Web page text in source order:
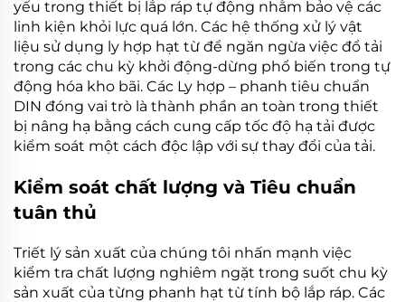
yếu trong thiết bị lắp ráp tự động nhằm bảo vệ các
linh kiện khỏi lực quá lớn. Các hệ thống xử lý vật
liệu sử dụng ly hợp hạt từ để ngăn ngừa việc đổ tải
trong các chu kỳ khởi động-dừng phổ biến trong tự
động hóa kho bãi. Các Ly hợp – phanh tiêu chuẩn
DIN đóng vai trò là thành phần an toàn trong thiết
bị nâng hạ bằng cách cung cấp tốc độ hạ tải được
kiểm soát một cách độc lập với sự thay đổi của tải.
Kiểm soát chất lượng và Tiêu chuẩn
tuân thủ
Triết lý sản xuất của chúng tôi nhấn mạnh việc
kiểm tra chất lượng nghiêm ngặt trong suốt chu kỳ
sản xuất của từng phanh hạt từ tính bộ lắp ráp. Các